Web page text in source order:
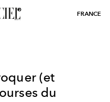
FRANCE
(et
du